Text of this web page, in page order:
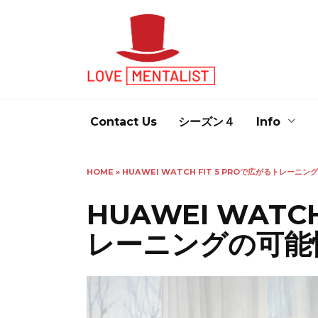
Contact Us シーズン４ Info
HOME » HUAWEI WATCH FIT 5 PROで広がるトレーニング
HUAWEI
レーニングの可